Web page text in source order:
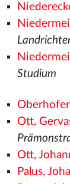
Studium
Ott,
Ott,
Palus,